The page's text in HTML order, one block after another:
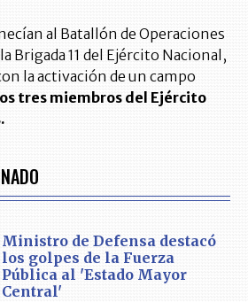
al Batallón de Operaciones
Brigada 11 del Ejército Nacional,
la activación de un campo
tres miembros del Ejército
Ministro de Defensa destacó
los golpes de la Fuerza
Pública al 'Estado Mayor
Central'